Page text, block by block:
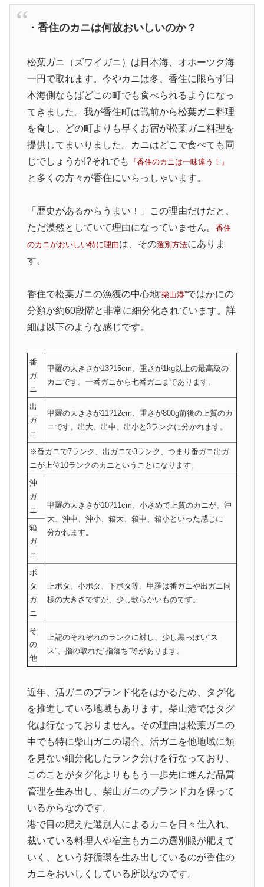
・香住のカニは何故おいしいのか？
松葉ガニ（ズワイガニ）は日本海、オホーツク海
一円で取れます。今やカニは冬、香住に限らず日
本海側ならばどこの町でも食べられるようになっ
てきました。我が香住町は戦前から松葉ガニ料理
を食し、どの町よりも早くお宿が松葉ガニ料理を
提供してまいりました。カニはどこで食べても同
じでしょうか!?それでも
『香住のカニは一味違う！』
と多くの方々が香住にいらっしゃいます。
「歴史があるからうまい！」この理由だけだと、
ただ漠然としていて理由になっていません。 香住
のカニがおいしい特に理由は、その選別方法にありま
す。
香住で松葉ガニの漁獲の中心地“柴山港”ではかにの
分類が約60段階と非常に細分化されています。詳
細は以下のような感じです。
番
ガ
ニ
甲羅の大きさが13?15cm、重さが1kg以上の最高級の
カニです。一番ガニから七番ガニまであります。
出
ガ
ニ
甲羅の大きさが11?12cm、重さが800g前後の上質のカ
ニです。出大、出中、出小と3ランクに分かれます。
※番ガニで7ランク、出ガニで3ランク、つまり番ガニ出ガ
ニが上位10ランクのカニということになります。
沖
ガ
ニ
甲羅の大きさが10?11cm、小さめで上質のカニが、沖
大、沖中、沖小、箱大、箱中、箱小といった感じに
分かれます。
箱
ガ
ニ
ボ
タ
ガ
ニ
上ボタ、小ボタ、下ボタ等、甲羅は番ガニや出ガニ同
様の大きさですが、少し軟らかいものです。
そ
の
他
上記のそれぞれのランクに対し、少し黒っぽい“ス
ス”、指の取れた“指落ち”等があります。
近年、活ガニのブランド化をはかるため、タグ化
を推進している地域もあります。柴山港ではタグ
化は行なっておりません。その理由は松葉ガニの
中でも特に柴山ガニの場合、活ガニを他地域に類
を見ない細分化したランク分けを行なっており、
このことがタグ化よりももう一歩先に進んだ品質
管理を生み出し、柴山ガニのブランド力を保って
いるからなのです。
港で目の肥えた選別人によるカニを日々仕入れ、
裁いている料理人や宿主もカニの選別眼が肥えて
いく、という好循環を生み出しているのが香住の
カニをおいしくしている所以なのです。